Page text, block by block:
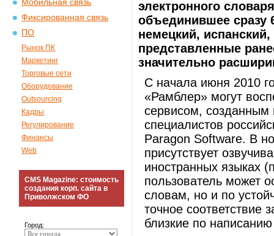
Мобильная связь
Фиксированная связь
ПО
Рынок ПК
Маркетинг
Торговые сети
Оборудование
Outsourcing
Кадры
Регулирование
Финансы
Web
CMS Magazine: стоимость
создания корп. сайта в
Приволжском ФО
Город:
электронного
объединившее сразу
немецкий,
представленные
значительно
С начала июня 2010
«Рамблер» могут
сервисом, созданным
специалистов
Paragon Software. В
присутствует
иностранных языках
пользователь может
словам, но и по
точное соответствие
близкие по